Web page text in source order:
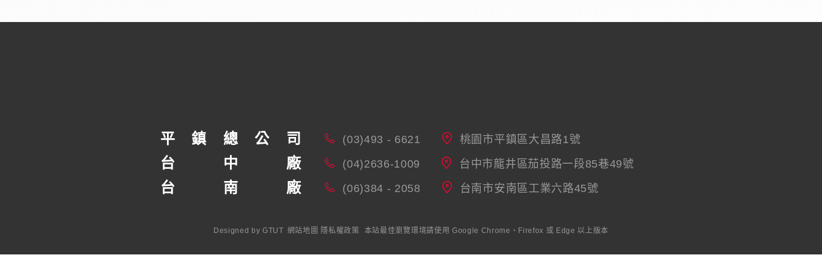
平 鎮 總 公 司 (03)493 - 6621 桃園市平鎮區大昌路1號
台 中 廠 (04)2636-1009 台中市龍井區茄投路一段85巷49號
台 南 廠 (06)384 - 2058 台南市安南區工業六路45號
Designed byGTUT 網站地圖 隱私權政策 本站最佳瀏覽環境請使用 Google Chrome、Firefox 或 Edge 以上版本